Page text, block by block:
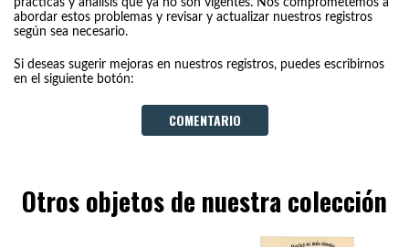
prácticas y análisis que ya no son vigentes. Nos comprometemos a
abordar estos problemas y revisar y actualizar nuestros registros
según sea necesario.
Si deseas sugerir mejoras en nuestros registros, puedes escribirnos
en el siguiente botón:
COMENTARIO
Otros objetos de nuestra colección